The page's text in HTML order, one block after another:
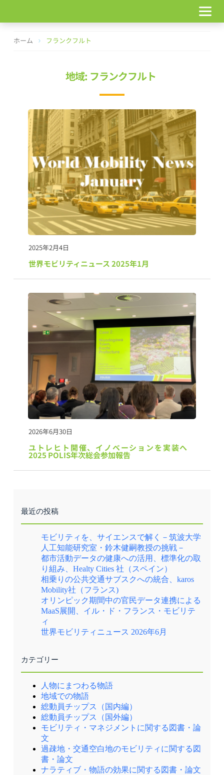
テ
ホーム フランクフルト
地域: フランクフルト
2025年2月4日
世界モビリティニュース 2025年1月
2026年6月30日
ユトレヒト開催、イノベーションを実装へ
2025 POLIS年次総会参加報告
最近の投稿
モビリティを、サイエンスで解く－筑波大学
人工知能研究室・鈴木健嗣教授の挑戦－
都市活動データの健康への活用、標準化の取
り組み、Healty Cities 社（スペイン）
相乗りの公共交通サブスクへの統合、karos
Mobility社（フランス)
オリンピック期間中の官民データ連携による
MaaS展開、イル・ド・フランス・モビリテ
ィ
世界モビリティニュース 2026年6月
カテゴリー
人物にまつわる物語
地域での物語
総動員チップス（国内編）
総動員チップス（国外編）
モビリティ・マネジメントに関する図書・論
文
過疎地・交通空白地のモビリティに関する図
書・論文
ナラティブ・物語の効果に関する図書・論文